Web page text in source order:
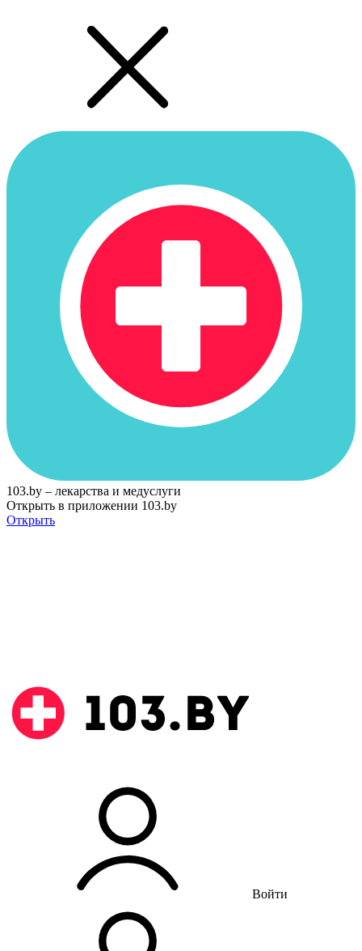
103.by – лекарства и медуслуги
Открыть в приложении 103.by
Открыть
Войти